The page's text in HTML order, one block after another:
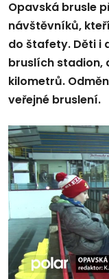
Opavská brusle
návštěvníků,
do štafety. Děti i
bruslích stadion,
kilometrů.
veřejné bruslení.